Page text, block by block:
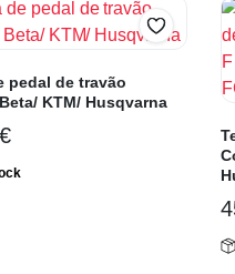
pedal de travão
KTM/ Husqvarna
€